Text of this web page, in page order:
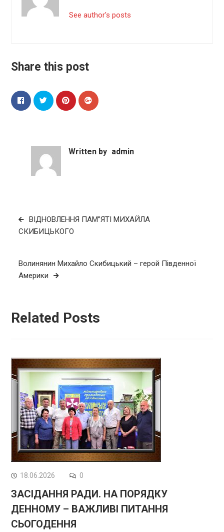
See author's posts
Share this post
Written by admin
Навігація
записів
ВІДНОВЛЕННЯ ПАМ”ЯТІ МИХАЙЛА
СКИБИЦЬКОГО
Волинянин Михайло Скибицький – герой Південної
Америки
Related Posts
18.06.2026 0
ЗАСІДАННЯ РАДИ. НА ПОРЯДКУ
ДЕННОМУ – ВАЖЛИВІ ПИТАННЯ
СЬОГОДЕННЯ